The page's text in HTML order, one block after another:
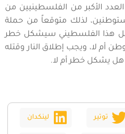
الأكبر من الفلسطينيين من
لذلك متوقعاً من حملة
هل هذا الفلسطيني سيشكل خطر
أم لا، ويجب إطلاق النار وقتله
هل يشكل خطر أم لا.
توتير لينكدان